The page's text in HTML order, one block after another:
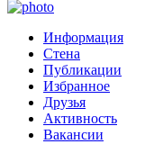
Информация
Стена
Публикации
Избранное
Друзья
Активность
Вакансии